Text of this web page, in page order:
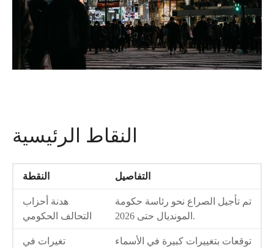
النقاط الرئيسية
النقطة التفاصيل
هدنة أحزاب
التحالف الحكومي
تم تأجيل الصراع نحو رئاسة حكومة
المونديال حتى 2026.
تغيرات في
توقعات بتغييرات كبيرة في الأسماء